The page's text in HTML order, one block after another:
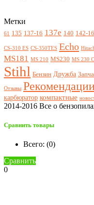
Метки
61 135 137-16 137e 140 142-16
CS-310 ES CS-350TES Echo
MS181 MS 210 MS230 MS 230
Stihl Бензин Дружба
Отзывы
карбюратор компактные
2014-2016 Все о
Сравнить товары
Всего: (0)
Сравнить
0